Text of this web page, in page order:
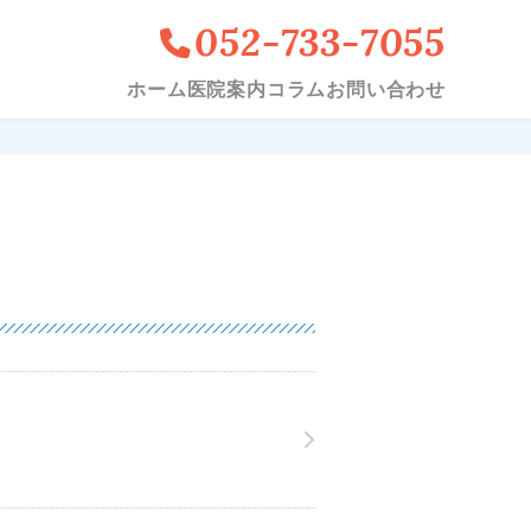
052-733-7055
ホーム 医院案内 コラムお問い合わせ